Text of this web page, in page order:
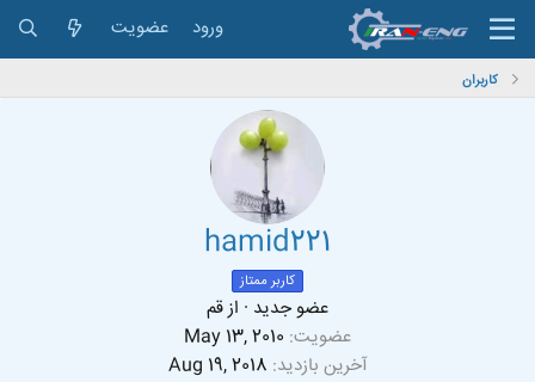
ورود عضویت
کاربران
hamid221
کاربر ممتاز
عضو جدید · ازقم
عضویت May 13, 2010
آخرین بازدید Aug 19, 2018